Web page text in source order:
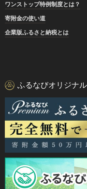
ワンストップ特例制度とは？
寄附金の使い道
企業版ふるさと納税とは
ふるなびオリジナ